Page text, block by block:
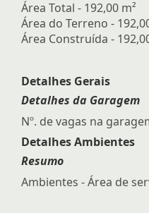
Área Total - 192,00 m²
Área do Terreno -
Área Construída -
Detalhes Gerais
Detalhes da Garagem
Nº. de vagas na
Detalhes Ambientes
Resumo
Ambientes - Área de